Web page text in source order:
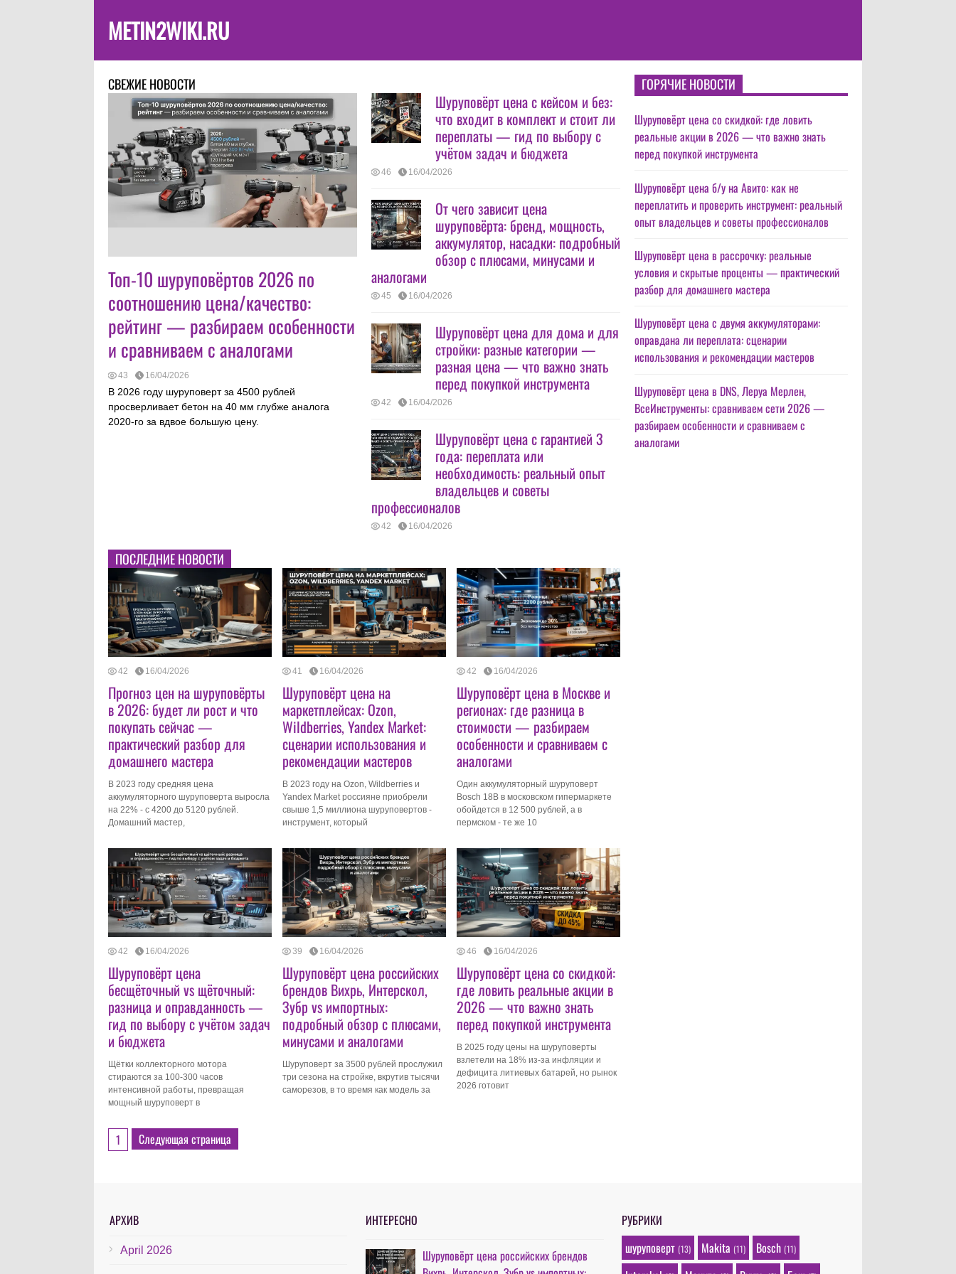
METIN2WIKI.RU
СВЕЖИЕ НОВОСТИ
Топ-10 шуруповёртов 2026 по
соотношению цена/качество:
рейтинг — разбираем особенности
и сравниваем с аналогами
43 16/04/2026
В 2026 году шуруповерт за 4500 рублей
просверливает бетон на 40 мм глубже аналога
2020-го за вдвое большую цену.
Шуруповёрт цена с кейсом и без:
что входит в комплект и стоит ли
переплаты — гид по выбору с
учётом задач и бюджета
46 16/04/2026
От чего зависит цена
шуруповёрта: бренд, мощность,
аккумулятор, насадки: подробный
обзор с плюсами, минусами и
аналогами
45 16/04/2026
Шуруповёрт цена для дома и для
стройки: разные категории —
разная цена — что важно знать
перед покупкой инструмента
42 16/04/2026
Шуруповёрт цена с гарантией 3
года: переплата или
необходимость: реальный опыт
владельцев и советы
профессионалов
42 16/04/2026
ПОСЛЕДНИЕ НОВОСТИ
42 16/04/2026
Прогноз цен на шуруповёрты
в 2026: будет ли рост и что
покупать сейчас —
практический разбор для
домашнего мастера
В 2023 году средняя цена
аккумуляторного шуруповерта выросла
на 22% - с 4200 до 5120 рублей.
Домашний мастер,
41 16/04/2026
Шуруповёрт цена на
маркетплейсах: Ozon,
Wildberries, Yandex Market:
сценарии использования и
рекомендации мастеров
В 2023 году на Ozon, Wildberries и
Yandex Market россияне приобрели
свыше 1,5 миллиона шуруповертов -
инструмент, который
42 16/04/2026
Шуруповёрт цена в Москве и
регионах: где разница в
стоимости — разбираем
особенности и сравниваем с
аналогами
Один аккумуляторный шуруповерт
Bosch 18В в московском гипермаркете
обойдется в 12 500 рублей, а в
пермском - те же 10
42 16/04/2026
Шуруповёрт цена
бесщёточный vs щёточный:
разница и оправданность —
гид по выбору с учётом задач
и бюджета
Щётки коллекторного мотора
стираются за 100-300 часов
интенсивной работы, превращая
мощный шуруповерт в
39 16/04/2026
Шуруповёрт цена российских
брендов Вихрь, Интерскол,
Зубр vs импортных:
подробный обзор с плюсами,
минусами и аналогами
Шуруповерт за 3500 рублей прослужил
три сезона на стройке, вкрутив тысячи
саморезов, в то время как модель за
46 16/04/2026
Шуруповёрт цена со скидкой:
где ловить реальные акции в
2026 — что важно знать
перед покупкой инструмента
В 2025 году цены на шуруповерты
взлетели на 18% из-за инфляции и
дефицита литиевых батарей, но рынок
2026 готовит
1 Следующая страница
ГОРЯЧИЕ НОВОСТИ
Шуруповёрт цена со скидкой: где ловить
реальные акции в 2026 — что важно знать
перед покупкой инструмента
Шуруповёрт цена б/у на Авито: как не
переплатить и проверить инструмент: реальный
опыт владельцев и советы профессионалов
Шуруповёрт цена в рассрочку: реальные
условия и скрытые проценты — практический
разбор для домашнего мастера
Шуруповёрт цена с двумя аккумуляторами:
оправдана ли переплата: сценарии
использования и рекомендации мастеров
Шуруповёрт цена в DNS, Леруа Мерлен,
ВсеИнструменты: сравниваем сети 2026 —
разбираем особенности и сравниваем с
аналогами
АРХИВ
April 2026
ИНТЕРЕСНО
Шуруповёрт цена российских брендов
РУБРИКИ
шуруповерт (13) Makita (11) Bosch (11)